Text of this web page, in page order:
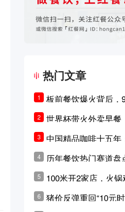
热门文章
1
板前餐饮爆火背后，
是徒有其表的刻意作
2
世界杯带火外卖早餐
3
中国精品咖啡十五年
ner、M Stand为何结
实？
4
历年餐饮热门赛道盘
5
100米开2家店，火
6
猪价反弹重回“10元